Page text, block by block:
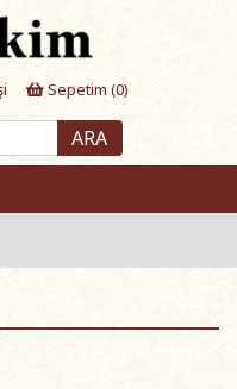
Sepetim (0)
ARA